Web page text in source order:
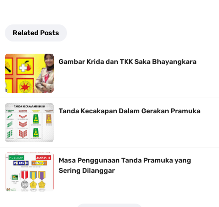
Related Posts
Gambar Krida dan TKK Saka Bhayangkara
Tanda Kecakapan Dalam Gerakan Pramuka
Masa Penggunaan Tanda Pramuka yang
Sering Dilanggar